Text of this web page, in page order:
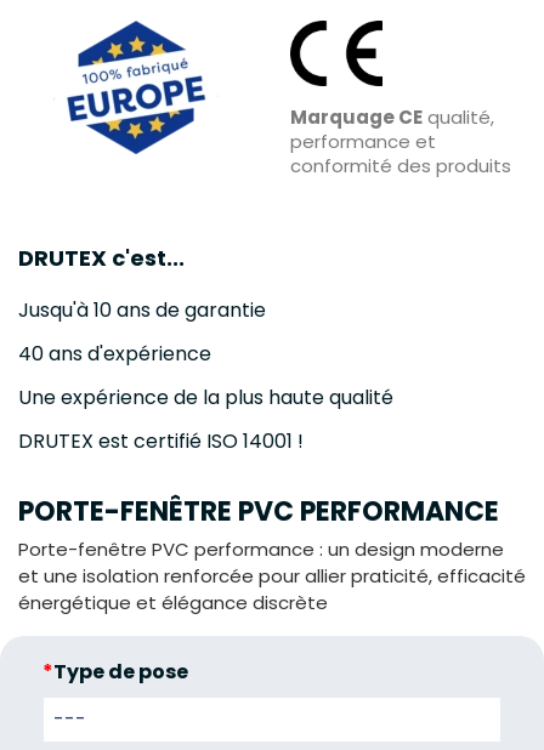
Marquage CEqualité,
performance et
conformité des produits
DRUTEX c'est...
Jusqu'à 10 ans de garantie
40 ans d'expérience
Une expérience de la plus haute qualité
DRUTEX est certifié ISO 14001 !
PORTE-FENÊTRE PVC PERFORMANCE
Porte-fenêtre PVC performance : un design moderne
et une isolation renforcée pour allier praticité, efficacité
énergétique et élégance discrète
*Type de pose